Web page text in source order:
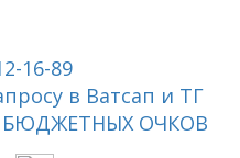
16-89
в Ватсап и ТГ
БЮДЖЕТНЫХ ОЧКОВ